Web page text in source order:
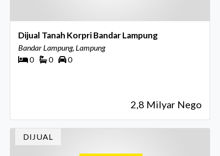
Dijual Tanah Korpri Bandar Lampung
Bandar Lampung, Lampung
0
0 0
2,8 Milyar Nego
DIJUAL